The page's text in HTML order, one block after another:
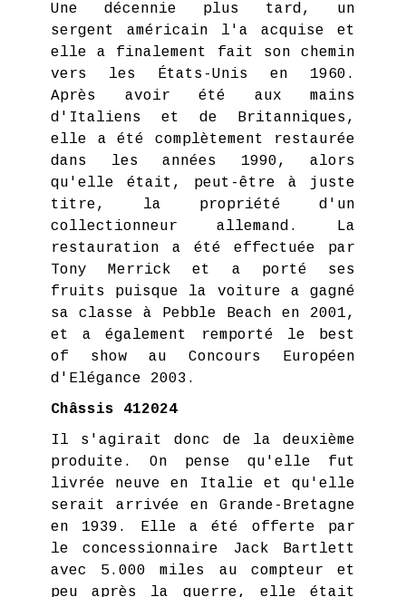
Une décennie plus tard, un
sergent américain l'a acquise et
elle a finalement fait son chemin
vers les États-Unis en 1960.
Après avoir été aux mains
d'Italiens et de Britanniques,
elle a été complètement restaurée
dans les années 1990, alors
qu'elle était, peut-être à juste
titre, la propriété d'un
collectionneur allemand. La
restauration a été effectuée par
Tony Merrick et a porté ses
fruits puisque la voiture a gagné
sa classe à Pebble Beach en 2001,
et a également remporté le best
of show au Concours Européen
d'Elégance 2003.
Châssis 412024
Il s'agirait donc de la deuxième
produite. On pense qu'elle fut
livrée neuve en Italie et qu'elle
serait arrivée en Grande-Bretagne
en 1939. Elle a été offerte par
le concessionnaire Jack Bartlett
avec 5.000 miles au compteur et
peu après la guerre, elle était